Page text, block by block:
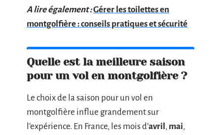
A lire également :Gérer les toilettes en
montgolfière : conseils pratiques et sécurité
Quelle est la meilleure saison
pour un vol en montgolfière ?
Le choix de la saison pour un vol en
montgolfière influe grandement sur
l’expérience. En France, les mois d’avril, mai,